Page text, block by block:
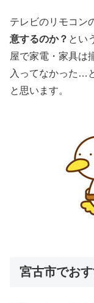
テレビのリモコン
意するのか？ とい
屋で家電・家具は
入ってなかった…
と思います。
宮古市でお